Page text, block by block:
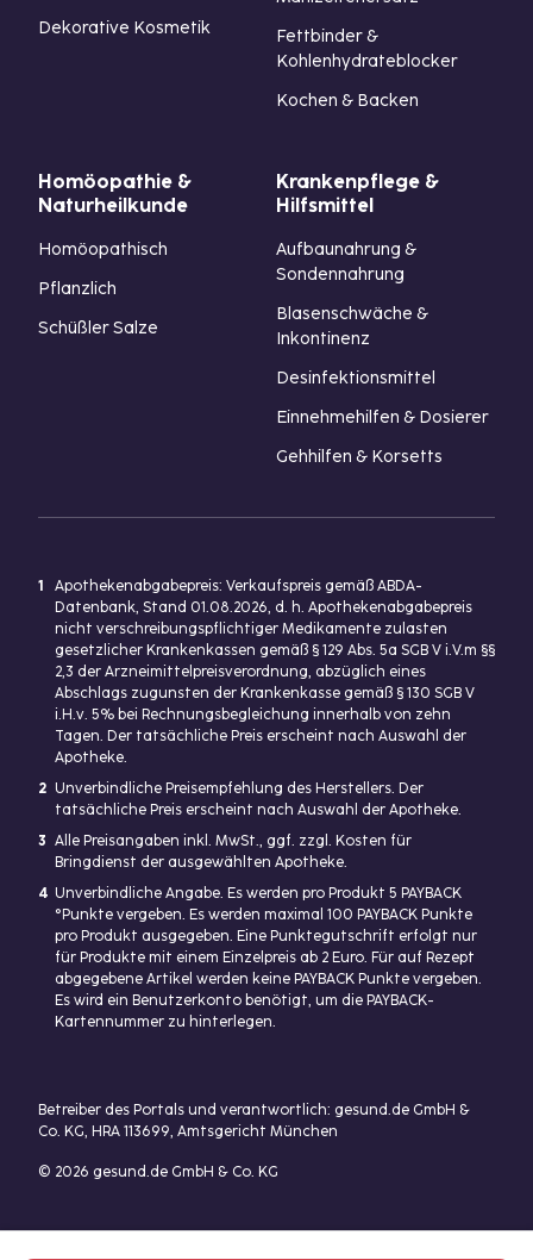
Dekorative Kosmetik
Fettbinder &
Kohlenhydrateblocker
Kochen & Backen
Homöopathie &
Naturheilkunde
Homöopathisch
Pflanzlich
Schüßler Salze
Krankenpflege &
Hilfsmittel
Aufbaunahrung &
Sondennahrung
Blasenschwäche &
Inkontinenz
Desinfektionsmittel
Einnehmehilfen & Dosierer
Gehhilfen & Korsetts
1
Apothekenabgabepreis: Verkaufspreis gemäß ABDA-
Datenbank, Stand 01.08.2026, d. h. Apothekenabgabepreis
nicht verschreibungspflichtiger Medikamente zulasten
gesetzlicher Krankenkassen gemäß § 129 Abs. 5a SGB V i.V.m §§
2,3 der Arzneimittelpreisverordnung, abzüglich eines
Abschlags zugunsten der Krankenkasse gemäß § 130 SGB V
i.H.v. 5% bei Rechnungsbegleichung innerhalb von zehn
Tagen. Der tatsächliche Preis erscheint nach Auswahl der
Apotheke.
2 Unverbindliche Preisempfehlung des Herstellers. Der
tatsächliche Preis erscheint nach Auswahl der Apotheke.
3 Alle Preisangaben inkl. MwSt., ggf. zzgl. Kosten für
Bringdienst der ausgewählten Apotheke.
4 Unverbindliche Angabe. Es werden pro Produkt 5 PAYBACK
°Punkte vergeben. Es werden maximal 100 PAYBACK Punkte
pro Produkt ausgegeben. Eine Punktegutschrift erfolgt nur
für Produkte mit einem Einzelpreis ab 2 Euro. Für auf Rezept
abgegebene Artikel werden keine PAYBACK Punkte vergeben.
Es wird ein Benutzerkonto benötigt, um die PAYBACK-
Kartennummer zu hinterlegen.
Betreiber des Portals und verantwortlich: gesund.de GmbH &
Co. KG, HRA 113699, Amtsgericht München
© 2026 gesund.de GmbH & Co. KG